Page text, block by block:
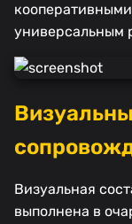
универсальным
Визуальная
выполнена в